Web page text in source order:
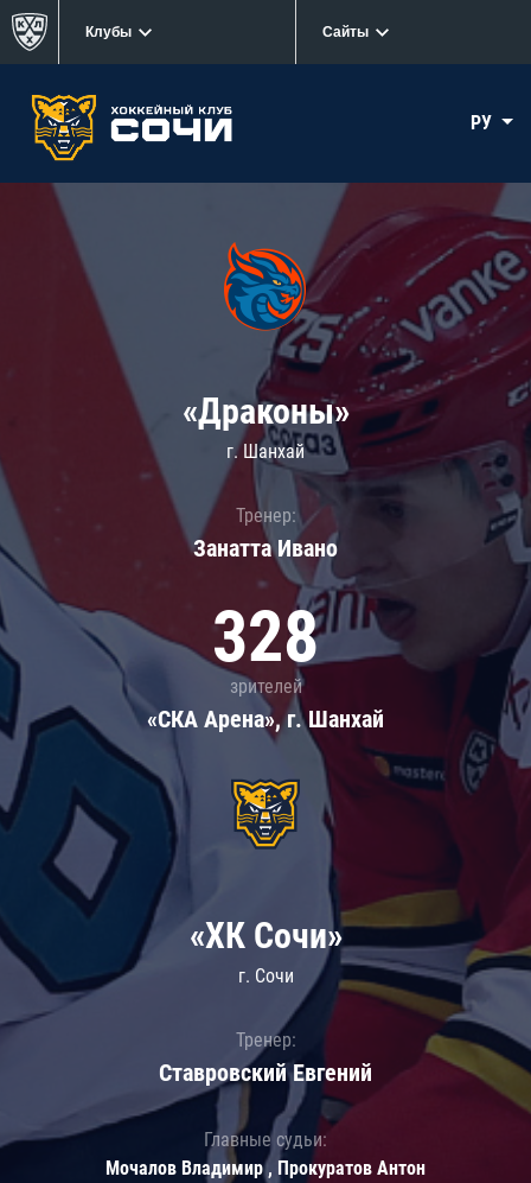
Клубы Сайты
РУ
«Драконы»
г. Шанхай
Тренер:
Занатта Иванo
328
зрителей
«СКА Арена», г. Шанхай
«ХК Сочи»
г. Сочи
Тренер:
Ставровский Евгений
Главные судьи:
Мочалов Владимир , Прокуратов Антон